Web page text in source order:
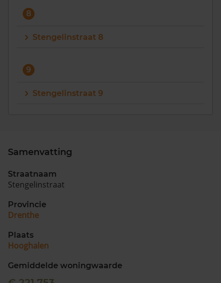
8
Stengelinstraat 8
9
Stengelinstraat 9
Samenvatting
Straatnaam
Stengelinstraat
Provincie
Drenthe
Plaats
Hooghalen
Gemiddelde woningwaarde